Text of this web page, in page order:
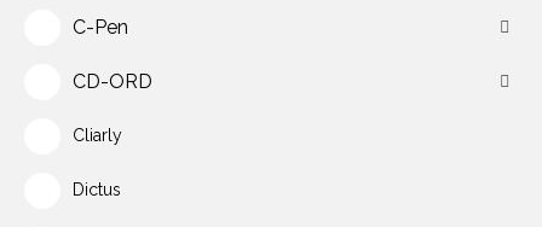
C-Pen
CD-ORD
Cliarly
Dictus